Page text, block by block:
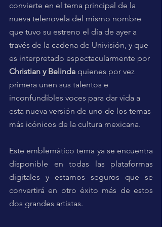
convierte en el tema principal de la
nueva telenovela del mismo nombre
que tuvo su estreno el día de ayer a
través de la cadena de Univisión, y que
es interpretado espectacularmente por
Christian y Belinda quienes por vez
primera unen sus talentos e
inconfundibles voces para dar vida a
esta nueva versión de uno de los temas
más icónicos de la cultura mexicana.
Este emblemático tema ya se encuentra
disponible en todas las plataformas
digitales y estamos seguros que se
convertirá en otro éxito más de estos
dos grandes artistas.